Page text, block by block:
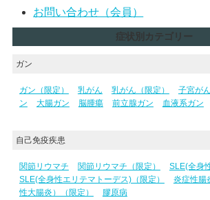
お問い合わせ（会員）
症状別カテゴリー
ガン
ガン（限定） 乳がん 乳がん（限定） 子宮がん
ン
大腸ガン 脳腫瘍 前立腺ガン 血液系ガン
自己免疫疾患
関節リウマチ 関節リウマチ（限定）
SLE(全身
SLE(全身性エリテマトーデス)（限定）
炎症性腸
性大腸炎）（限定）
膠原病